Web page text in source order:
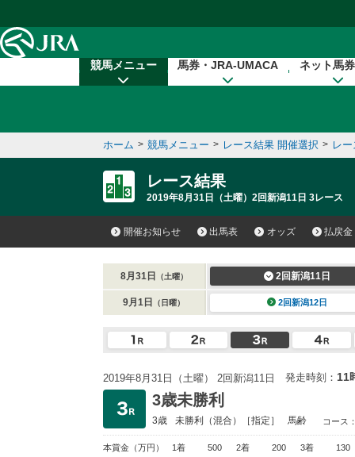
競馬メニュー 馬券・JRA-UMACA ネット馬
ホーム > 競馬メニュー > レース結果 開催選択 > レ
レース結果
2019年8月31日（土曜）2回新潟11日 3レース
開催お知らせ 出馬表 オッズ 払戻金
8月31日 （土曜） 2回新潟11日
9月1日 （日曜） 2回新潟12日
2019年8月31日（土曜） 2回新潟11日 発走時刻： 11
3歳未勝利
3歳 未勝利 （混合）［指定］ 馬齢 コース
本賞金 （万円） 1着 500 2着 200 3着 130